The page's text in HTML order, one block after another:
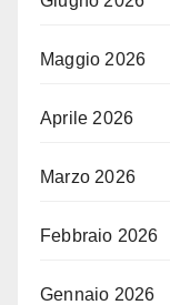
Maggio 2026
Aprile 2026
Marzo 2026
Febbraio 2026
Gennaio 2026